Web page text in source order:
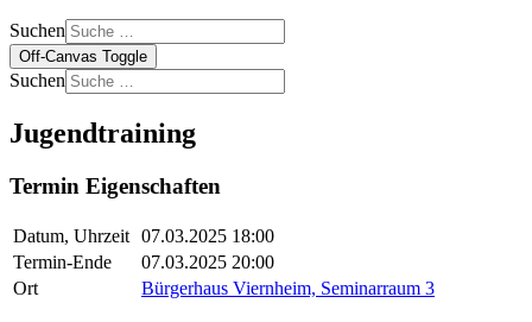
Suchen
Off-Canvas Toggle
Suchen
Jugendtraining
Termin Eigenschaften
Datum, Uhrzeit 07.03.2025 18:00
Termin-Ende
07.03.2025 20:00
Ort
Bürgerhaus Viernheim, Seminarraum 3